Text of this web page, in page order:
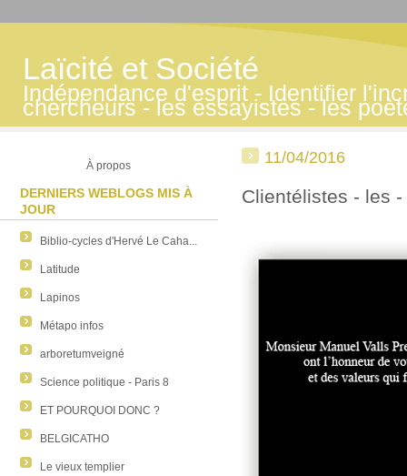
Laïcité et Société
Indépendance d'esprit - Identifier
chercheurs - les essayistes - les
À propos
DERNIERS WEBLOGS MIS À
JOUR
Biblio-cycles d'Hervé Le Caha...
Latitude
Lapinos
Métapo infos
arboretumveigné
Science politique - Paris 8
ET POURQUOI DONC ?
BELGICATHO
Le vieux templier
11/04/2016
Clientélistes - les -